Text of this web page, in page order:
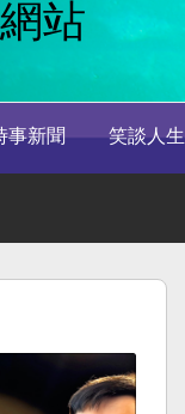
事新聞 笑談人生